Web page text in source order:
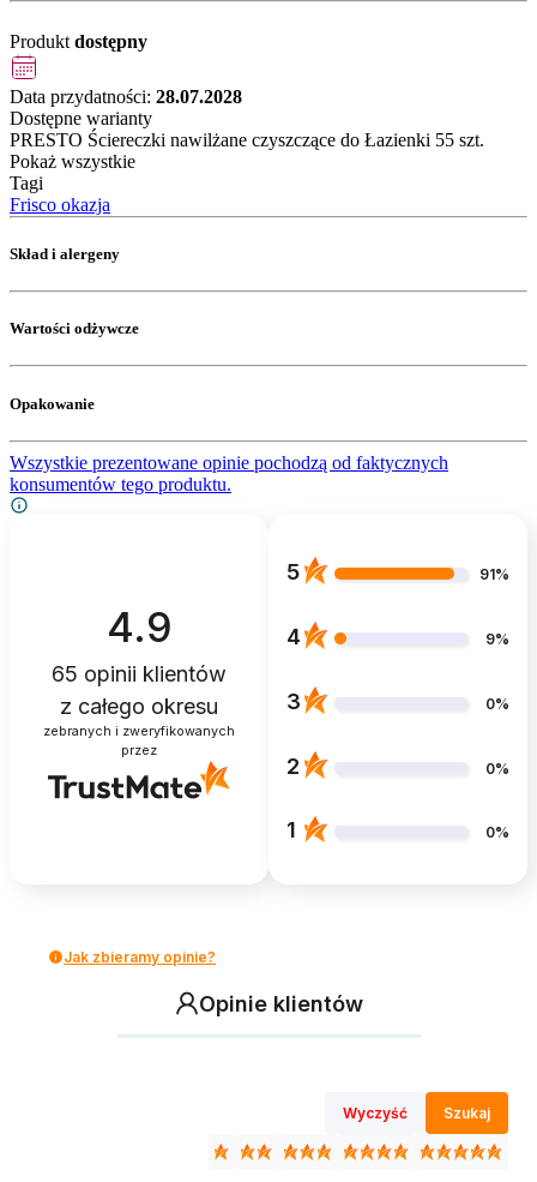
Produkt dostępny
Data przydatności: 28.07.2028
Dostępne warianty
PRESTO Ściereczki nawilżane czyszczące do Łazienki 55 szt.
Pokaż wszystkie
Tagi
Frisco okazja
Skład i alergeny
Wartości odżywcze
Opakowanie
Wszystkie prezentowane opinie pochodzą od faktycznych
konsumentów tego produktu.
4.9
65 opinii klientów
z całego okresu
zebranych i zweryfikowanych
przez
5 91%
4 9%
3 0%
2 0%
1 0%
Jak zbieramy opinie?
Opinie klientów
Wyczyść Szukaj